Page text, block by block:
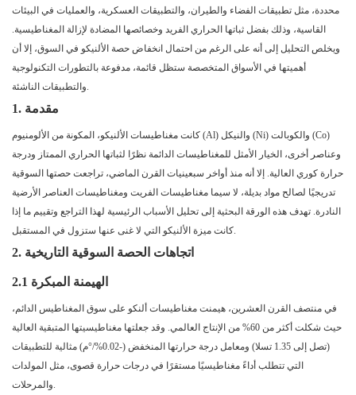
محددة، مثل تطبيقات الفضاء والطيران، والتطبيقات العسكرية، والعمليات في البيئات
القاسية، وذلك بفضل ثباتها الحراري الفريد وخصائصها المضادة لإزالة المغناطيسية.
ويخلص التحليل إلى أنه على الرغم من احتمال انخفاض حصة الألنيكو في السوق، إلا أن
أهميتها في الأسواق المتخصصة ستظل قائمة، مدفوعة بالتطورات التكنولوجية
والتطبيقات الناشئة.
1. مقدمة
كانت مغناطيسات الألنيكو، المكونة من الألومنيوم (Al) والنيكل (Ni) والكوبالت (Co)
وعناصر أخرى، الخيار الأمثل للمغناطيسات الدائمة نظرًا لثباتها الحراري الممتاز ودرجة
حرارة كوري العالية. إلا أنه منذ أواخر سبعينيات القرن الماضي، تراجعت حصتها السوقية
تدريجيًا لصالح مواد بديلة، لا سيما مغناطيسات الفريت ومغناطيسات العناصر الأرضية
النادرة. تهدف هذه الورقة البحثية إلى تحليل الأسباب الرئيسية لهذا التراجع وتقييم ما إذا
كانت ميزة الألنيكو التي لا غنى عنها ستزول في المستقبل.
2. اتجاهات الحصة السوقية التاريخية
2.1 الهيمنة المبكرة
في منتصف القرن العشرين، هيمنت مغناطيسات ألنكو على سوق المغناطيس الدائم،
حيث شكلت أكثر من 60% من الإنتاج العالمي. وقد جعلتها مغناطيسيتها المتبقية العالية
(تصل إلى 1.35 تسلا) ومعامل درجة حرارتها المنخفض (-0.02%/°م) مثالية للتطبيقات
التي تتطلب أداءً مغناطيسيًا مستقرًا في درجات حرارة قصوى، مثل المولدات
والمرحلات.